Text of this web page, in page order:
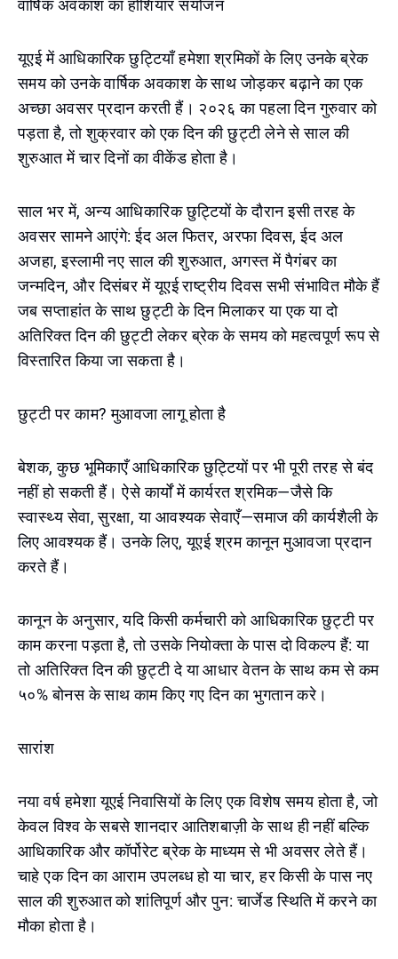
वार्षिक अवकाश का होशियार संयोजन
यूएई में आधिकारिक छुट्टियाँ हमेशा श्रमिकों के लिए उनके ब्रेक
समय को उनके वार्षिक अवकाश के साथ जोड़कर बढ़ाने का एक
अच्छा अवसर प्रदान करती हैं। २०२६ का पहला दिन गुरुवार को
पड़ता है, तो शुक्रवार को एक दिन की छुट्टी लेने से साल की
शुरुआत में चार दिनों का वीकेंड होता है।
साल भर में, अन्य आधिकारिक छुट्टियों के दौरान इसी तरह के
अवसर सामने आएंगे: ईद अल फितर, अरफा दिवस, ईद अल
अजहा, इस्लामी नए साल की शुरुआत, अगस्त में पैगंबर का
जन्मदिन, और दिसंबर में यूएई राष्ट्रीय दिवस सभी संभावित मौके हैं
जब सप्ताहांत के साथ छुट्टी के दिन मिलाकर या एक या दो
अतिरिक्त दिन की छुट्टी लेकर ब्रेक के समय को महत्वपूर्ण रूप से
विस्तारित किया जा सकता है।
छुट्टी पर काम? मुआवजा लागू होता है
बेशक, कुछ भूमिकाएँ आधिकारिक छुट्टियों पर भी पूरी तरह से बंद
नहीं हो सकती हैं। ऐसे कार्यों में कार्यरत श्रमिक—जैसे कि
स्वास्थ्य सेवा, सुरक्षा, या आवश्यक सेवाएँ—समाज की कार्यशैली के
लिए आवश्यक हैं। उनके लिए, यूएई श्रम कानून मुआवजा प्रदान
करते हैं।
कानून के अनुसार, यदि किसी कर्मचारी को आधिकारिक छुट्टी पर
काम करना पड़ता है, तो उसके नियोक्ता के पास दो विकल्प हैं: या
तो अतिरिक्त दिन की छुट्टी दे या आधार वेतन के साथ कम से कम
५०% बोनस के साथ काम किए गए दिन का भुगतान करे।
सारांश
नया वर्ष हमेशा यूएई निवासियों के लिए एक विशेष समय होता है, जो
केवल विश्व के सबसे शानदार आतिशबाज़ी के साथ ही नहीं बल्कि
आधिकारिक और कॉर्पोरेट ब्रेक के माध्यम से भी अवसर लेते हैं।
चाहे एक दिन का आराम उपलब्ध हो या चार, हर किसी के पास नए
साल की शुरुआत को शांतिपूर्ण और पुन: चार्जेड स्थिति में करने का
मौका होता है।